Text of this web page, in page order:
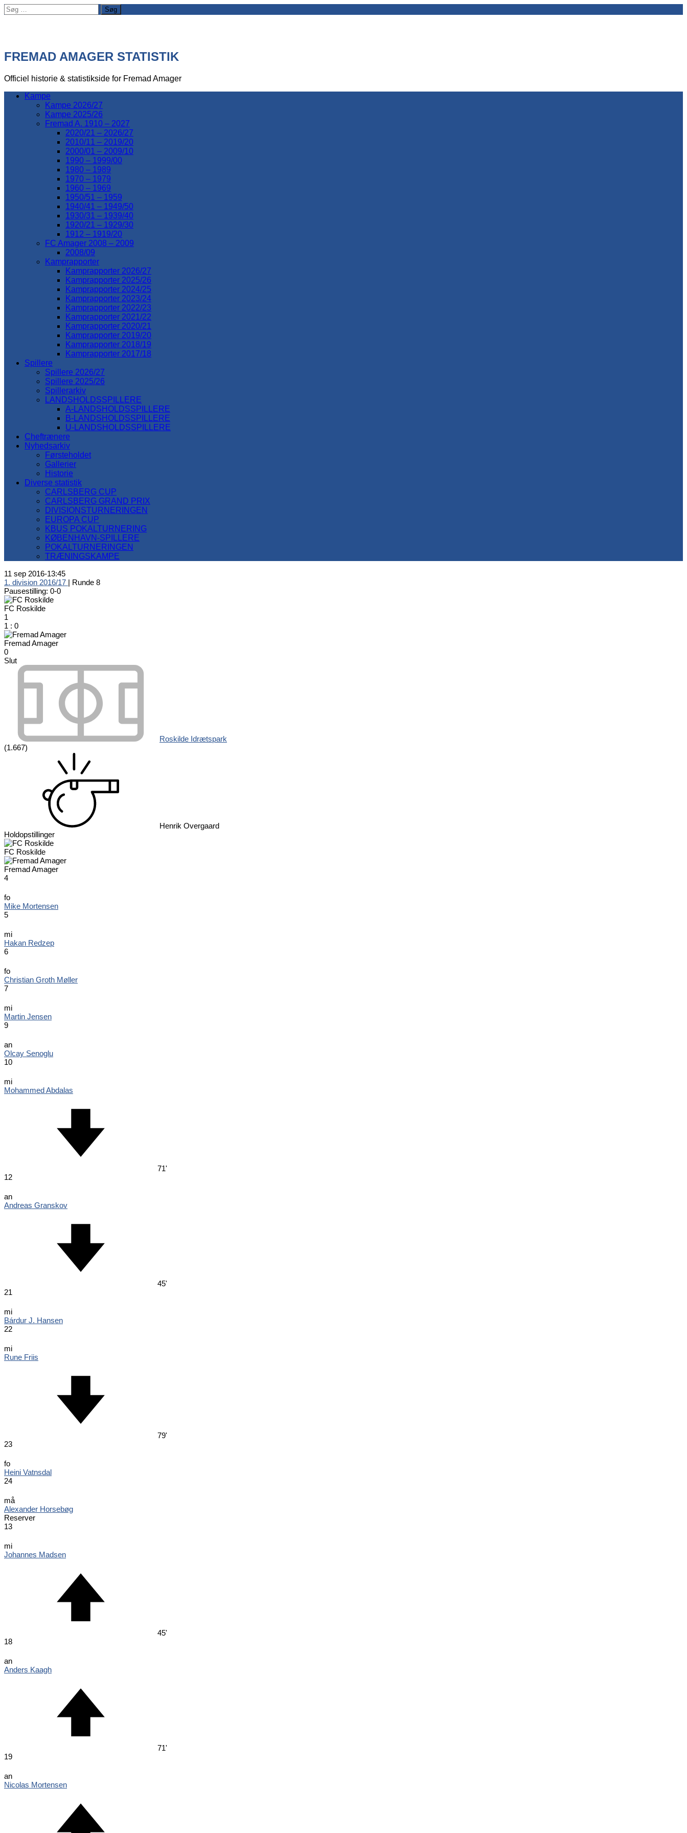
Søg
efter:
FREMAD AMAGER STATISTIK
Officiel historie & statistikside for Fremad Amager
Kampe
Kampe 2026/27
Kampe 2025/26
Fremad A. 1910 – 2027
2020/21 – 2026/27
2010/11 – 2019/20
2000/01 – 2009/10
1990 – 1999/00
1980 – 1989
1970 – 1979
1960 – 1969
1950/51 – 1959
1940/41 – 1949/50
1930/31 – 1939/40
1920/21 – 1929/30
1912 – 1919/20
FC Amager 2008 – 2009
2008/09
Kamprapporter
Kamprapporter 2026/27
Kamprapporter 2025/26
Kamprapporter 2024/25
Kamprapporter 2023/24
Kamprapporter 2022/23
Kamprapporter 2021/22
Kamprapporter 2020/21
Kamprapporter 2019/20
Kamprapporter 2018/19
Kamprapporter 2017/18
Spillere
Spillere 2026/27
Spillere 2025/26
Spillerarkiv
LANDSHOLDSSPILLERE
A-LANDSHOLDSSPILLERE
B-LANDSHOLDSSPILLERE
U-LANDSHOLDSSPILLERE
Cheftrænere
Nyhedsarkiv
Førsteholdet
Gallerier
Historie
Diverse statistik
CARLSBERG CUP
CARLSBERG GRAND PRIX
DIVISIONSTURNERINGEN
EUROPA CUP
KBUS POKALTURNERING
KØBENHAVN-SPILLERE
POKALTURNERINGEN
TRÆNINGSKAMPE
11 sep 2016-13:45
1. division 2016/17 | Runde 8
Pausestilling: 0-0
FC Roskilde
1
1 : 0
Fremad Amager
0
Slut
Roskilde Idrætspark
(1.667)
Henrik Overgaard
Holdopstillinger
FC Roskilde
Fremad Amager
4
fo
Mike Mortensen
5
mi
Hakan Redzep
6
fo
Christian Groth Møller
7
mi
Martin Jensen
9
an
Olcay Senoglu
10
mi
Mohammed Abdalas
71'
12
an
Andreas Granskov
45'
21
mi
Bárdur J. Hansen
22
mi
Rune Friis
79'
23
fo
Heini Vatnsdal
24
må
Alexander Horsebøg
Reserver
13
mi
Johannes Madsen
45'
18
an
Anders Kaagh
71'
19
an
Nicolas Mortensen